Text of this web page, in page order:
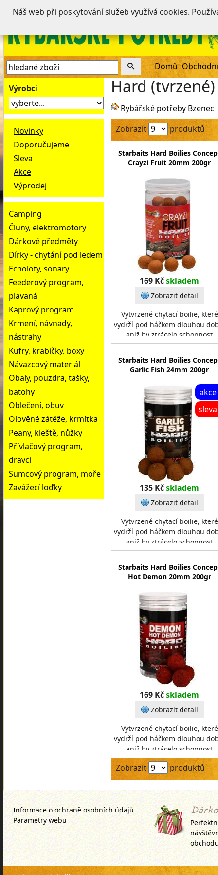
Domů
Výrobci
Novinky
Doporučujeme
Sleva
Akce
Výprodej
Camping
Čluny, elektromotory
Dárkové předměty
Dírky - chytání pod ledem
Echoloty, sonary
Feederový program,
plavaná
Kaprový program
Krmení, návnady,
nástrahy
Kufry, krabičky, boxy
Návazcový materiál
Obaly, pouzdra, tašky,
batohy
Oblečení, obuv
Olověné zátěže, krmítka
Peany, kleště, nůžky
Přívlačový program,
dravci
Sumcový program, moře
Zavážecí loďky
Hard
Rybářské potřeby Bzenec
Zobrazit
produktů
Starbaits Hard Boilies
Crayzi Fruit 20mm 200gr
169 Kčskladem
Zobrazit detail
Vytvrzené chytací boilie, které
vydrží pod háčkem dlouhou
aniž by ztrácelo schopnost
patřičného uvolňování
atraktačních látek. Doporuč
Starbaits Hard Boilies
Garlic Fish 24mm 200gr
akce
sleva
135 Kčskladem
Zobrazit detail
Vytvrzené chytací boilie, které
vydrží pod háčkem dlouhou
aniž by ztrácelo schopnost
patřičného uvolňování
atraktačních látek. Doporuč
Starbaits Hard Boilies
Hot Demon 20mm 200gr
169 Kčskladem
Zobrazit detail
Vytvrzené chytací boilie, které
vydrží pod háčkem dlouhou
aniž by ztrácelo schopnost
patřičného uvolňování
atraktačních látek. Doporuč
Zobrazit produktů
Informace o ochraně osobních údajů
Parametry webu
Náš web při poskytování služeb využívá cookies.